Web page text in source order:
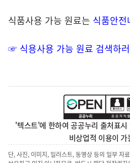
식품사용 가능 원료는 식품안전
☞ 식용사용 가능 원료 검색하
'텍스트'에 한하여 공공누리 출처표
비상업적 이용이
단, 사진, 이미지, 일러스트, 동영상 등의 일부 자